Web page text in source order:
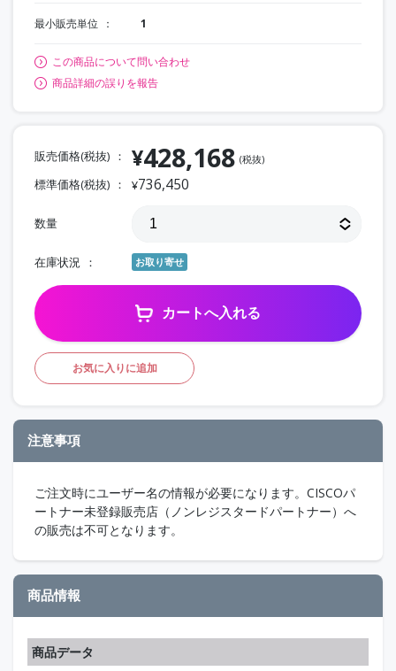
最小販売単位 1
この商品について問い合わせ
商品詳細の誤りを報告
販売価格(税抜) ¥428,168 (税抜)
標準価格(税抜) ¥736,450
数量
在庫状況 お取り寄せ
カートへ入れる
お気に入りに追加
注意事項
ご注文時にユーザー名の情報が必要になります。CISCOパ
ートナー未登録販売店（ノンレジスタードパートナー）へ
の販売は不可となります。
商品情報
商品データ